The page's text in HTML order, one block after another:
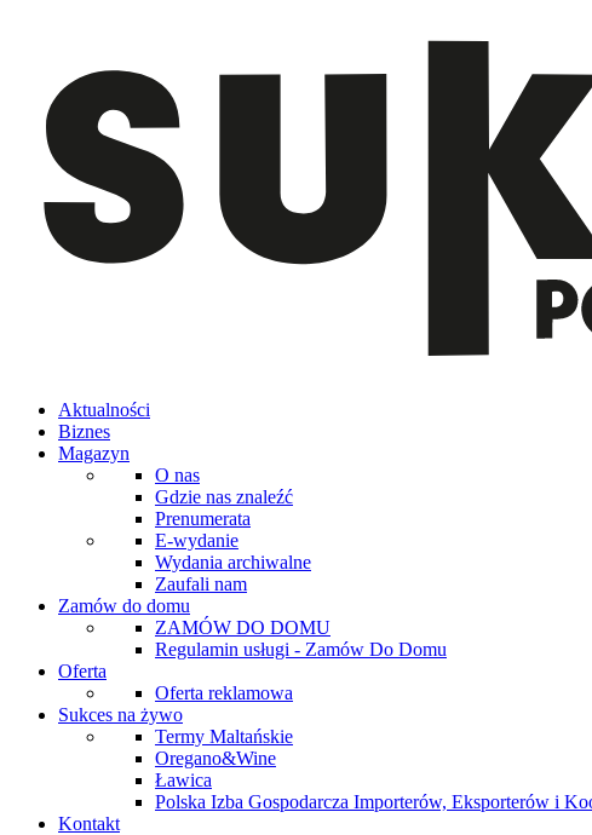
Aktualności
Biznes
Magazyn
O nas
Gdzie nas znaleźć
Prenumerata
E-wydanie
Wydania archiwalne
Zaufali nam
Zamów do domu
ZAMÓW DO DOMU
Regulamin usługi - Zamów Do Domu
Oferta
Oferta reklamowa
Sukces na żywo
Termy Maltańskie
Oregano&Wine
Ławica
Polska Izba Gospodarcza Importerów, Eksporterów i
Kontakt